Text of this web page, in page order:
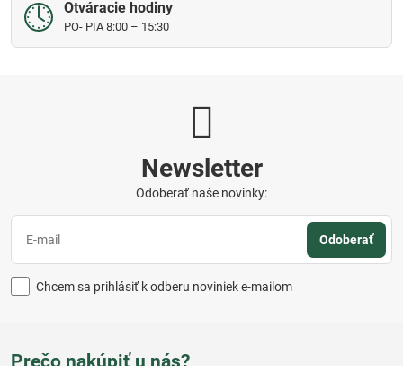
Otváracie hodiny
PO- PIA 8:00 – 15:30
Newsletter
Odoberať naše novinky:
Odoberať
Chcem sa prihlásiť k odberu noviniek e-mailom
Prečo nakúpiť u nás?